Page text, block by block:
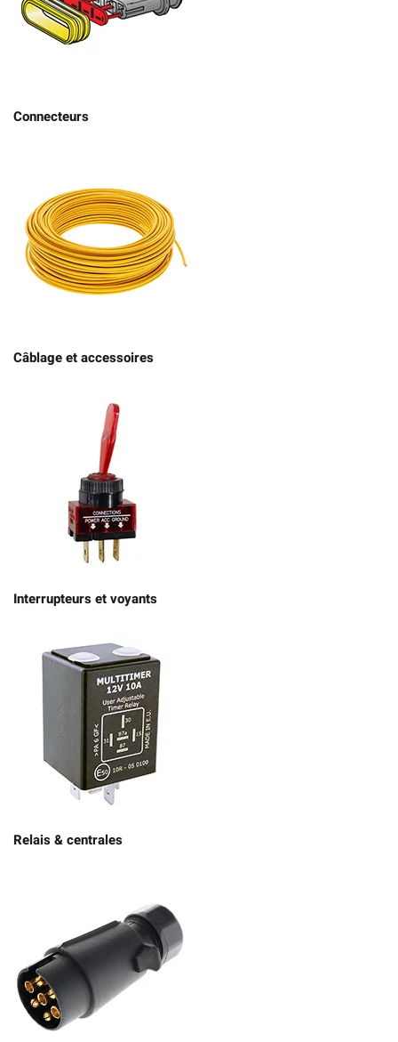
Connecteurs
Câblage et accessoires
Interrupteurs et voyants
Relais & centrales